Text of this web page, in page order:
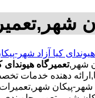
کیا آزاد شهر-
شهر,تعمیرگاه
دهنده
پیکان